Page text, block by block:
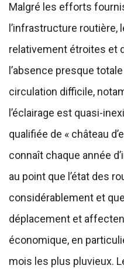
Malgré les efforts
l’infrastructure
relativement étroites et
l’absence presque
circulation difficile,
l’éclairage est quasi-
qualifiée de « château
connaît chaque année
au point que l’état des
considérablement et
déplacement et
économique, en
mois les plus pluvieux.